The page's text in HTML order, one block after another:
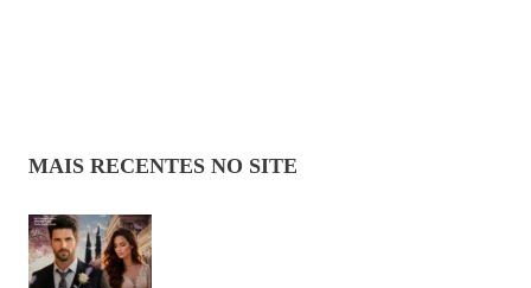
MAIS RECENTES NO SITE